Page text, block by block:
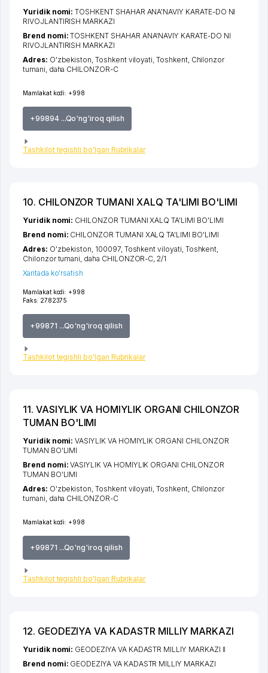
Mamlakat kodi: +998
+99894 ...Qo'ng'iroq qilish
Tashkilot tegishli bo'lgan Rubrikalar
Yuridik nomi:TOSHKENT SHAHAR ANA'NAVIY KARATE-DO NI
RIVOJLANTIRISH MARKAZI
Brend nomi:TOSHKENT SHAHAR ANA'NAVIY KARATE-DO NI
RIVOJLANTIRISH MARKAZI
Adres: O'zbekiston,Toshkent viloyati ,Toshkent, Chilonzor
tumani daha CHILONZOR-C
10. CHILONZOR TUMANI XALQ TA'LIMI BO'LIMI
Mamlakat kodi: +998
Faks: 2782375
+99871 ...Qo'ng'iroq qilish
Tashkilot tegishli bo'lgan Rubrikalar
Yuridik nomi: CHILONZOR TUMANI XALQ TA'LIMI BO'LIMI
Brend nomi: CHILONZOR TUMANI XALQ TA'LIMI BO'LIMI
Adres: O'zbekiston, 100097, Toshkent viloyati Toshkent
Chilonzor tumani daha CHILONZOR-C , 2/1
Xaritada ko'rsatish
11. VASIYLIK VA HOMIYLIK ORGANI CHILONZOR
TUMAN BO'LIMI
Mamlakat kodi: +998
+99871 ...Qo'ng'iroq qilish
Tashkilot tegishli bo'lgan Rubrikalar
Yuridik nomi:VASIYLIK VA HOMIYLIK ORGANI CHILONZOR
TUMAN BO'LIMI
Brend nomi:VASIYLIK VA HOMIYLIK ORGANI CHILONZOR
TUMAN BO'LIMI
Adres: O'zbekiston,Toshkent viloyati,Toshkent, Chilonzor
tumani, daha CHILONZOR-C
12. GEODEZIYA VA KADASTR MILLIY MARKAZI
Yuridik nomi: GEODEZIYA VA KADASTR MILLIY MARKAZI II
Brend nomi: GEODEZIYA VA KADASTR MILLIY MARKAZI